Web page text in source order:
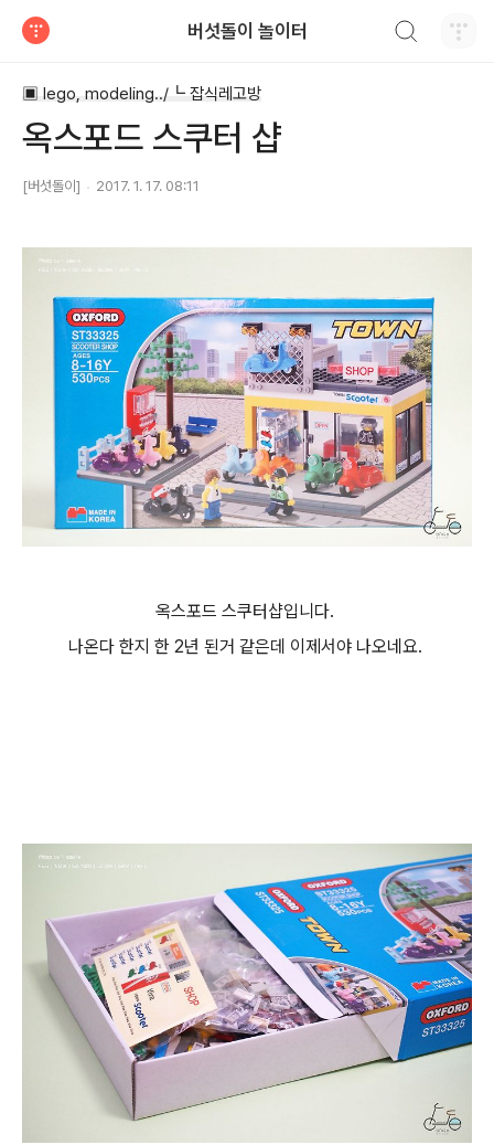
버섯돌이 놀이터
▣ lego, modeling../┗ 잡식레고방
옥스포드 스쿠터 샵
[버섯돌이] 2017. 1. 17. 08:11
옥스포드 스쿠터샵입니다.
나온다 한지 한 2년 된거 같은데 이제서야 나오네요.